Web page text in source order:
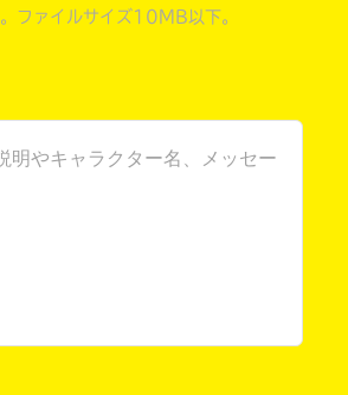
自分だけの
ァイルサイズ10MB以下。